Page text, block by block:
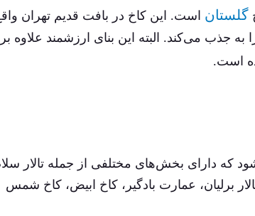
گلستان است. این کاخ در بافت قدیم تهران
جذب می‌کند. البته این بنای ارزشمند علاوه بر
است.
که دارای بخش‌های مختلفی از جمله تالار
برلیان، عمارت بادگیر، کاخ ابیض، کاخ شمس